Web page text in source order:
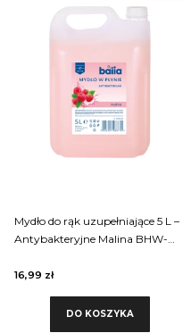
Mydło do rąk uzupełniające 5 L –
Antybakteryjne Malina BHW-
16,99 zł
DO KOSZYKA